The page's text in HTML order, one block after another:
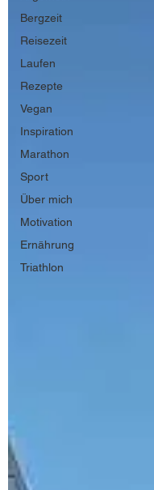
Bergzeit
Reisezeit
Laufen
Rezepte
Vegan
Inspiration
Marathon
Sport
Über mich
Motivation
Ernährung
Triathlon